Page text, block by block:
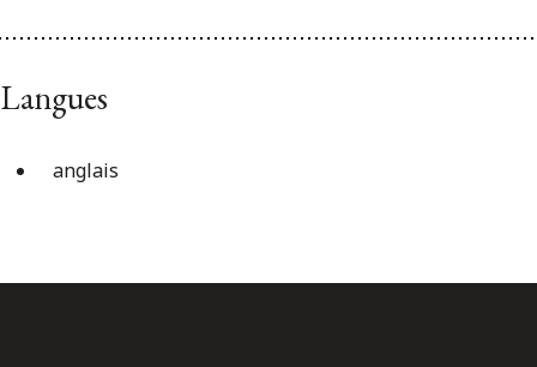
Langues
anglais